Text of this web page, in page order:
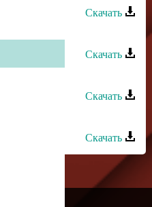
Скачать
Скачать
Скачать
Скачать